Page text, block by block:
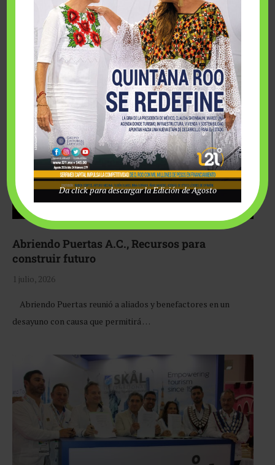
Fairmont Mayakoba y Make-A-Wish México unieron
esfuerzos para hacer realidad el deseo de una …
Abriendo Puertas A.C., Recursos para
construir futuro
1 julio, 2026
Abriendo Puertas reunió a aliados y benefactores en un
desayuno con causa que permitirá …
Da click para descargar la Edición de Agosto